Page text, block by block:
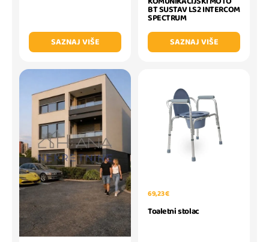
SAZNAJ VIŠE
BT SUSTAV LS2 INTERCOM
SPECTRUM
SAZNAJ VIŠE
69,23 €
Toaletni stolac